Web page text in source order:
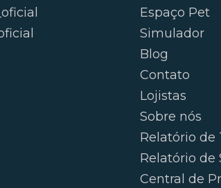
Espaço Pet
Simulador
Blog
Contato
Lojistas
Sobre nós
Relatório de
Relatório de
Central de